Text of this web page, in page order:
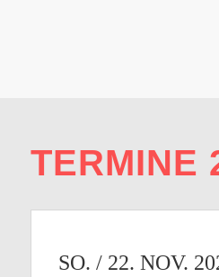
TERMINE
SO. / 22. NOV.